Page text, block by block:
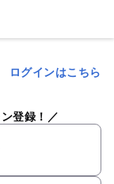
ログインはこちら
登録！